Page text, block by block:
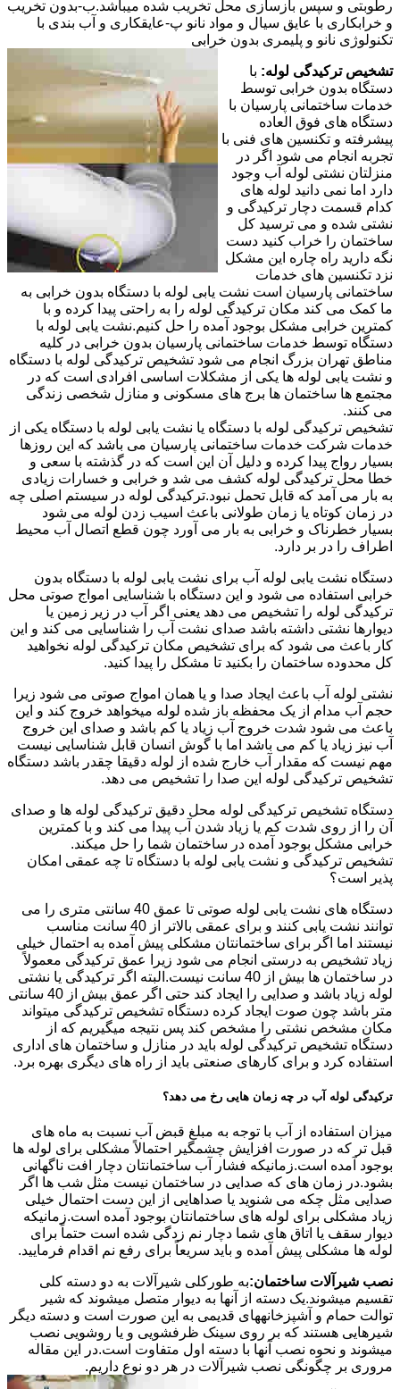
رطوبتی و سپس بازسازی محل تخریب شده میباشد.ب-بدون تخریب
و خرابکاری با عایق سیال و مواد نانو پ-عایقکاری و آب بندی با
تکنولوژی نانو و پلیمری بدون خرابی
تشخیص ترکیدگی لوله: با
دستگاه بدون خرابی توسط
خدمات ساختمانی پارسیان با
دستگاه های فوق العاده
پیشرفته و تکنسین های فنی با
تجربه انجام می شود اگر در
منزلتان نشتی لوله آب وجود
دارد اما نمی دانید لوله های
کدام قسمت دچار ترکیدگی و
نشتی شده و می ترسید کل
ساختمان را خراب کنید دست
نگه دارید راه چاره این مشکل
نزد تکنسین های خدمات
ساختمانی پارسیان است نشت یابی لوله با دستگاه بدون خرابی به
ما کمک می کند مکان ترکیدگی لوله را به راحتی پیدا کرده و با
کمترین خرابی مشکل بوجود آمده را حل کنیم.نشت یابی لوله با
دستگاه توسط خدمات ساختمانی پارسیان بدون خرابی در کلیه
مناطق تهران بزرگ انجام می شود تشخیص ترکیدگی لوله با دستگاه
و نشت یابی لوله ها یکی از مشکلات اساسی افرادی است که در
مجتمع ها ساختمان ها برج های مسکونی و منازل شخصی زندگی
می کنند.
تشخیص ترکیدگی لوله با دستگاه یا نشت یابی لوله با دستگاه یکی از
خدمات شرکت خدمات ساختمانی پارسیان می باشد که این روزها
بسیار رواج پیدا کرده و دلیل آن این است که در گذشته با سعی و
خطا محل ترکیدگی لوله کشف می شد و خرابی و خسارات زیادی
به بار می آمد که قابل تحمل نبود.ترکیدگی لوله در سیستم اصلی چه
در زمان کوتاه یا زمان طولانی باعث اسیب زدن لوله می شود
بسیار خطرناک و خرابی به بار می آورد چون قطع اتصال آب محیط
اطراف را در بر دارد.
دستگاه نشت یابی لوله آب برای نشت یابی لوله با دستگاه بدون
خرابی استفاده می شود و این دستگاه با شناسایی امواج صوتی محل
ترکیدگی لوله را تشخیص می دهد یعنی اگر آب در زیر زمین یا
دیوارها نشتی داشته باشد صدای نشت آب را شناسایی می کند و این
کار باعث می شود که برای تشخیص مکان ترکیدگی لوله نخواهید
کل محدوده ساختمان را بکنید تا مشکل را پیدا کنید.
نشتی لوله آب باعث ایجاد صدا و یا همان امواج صوتی می شود زیرا
حجم آب مدام از یک محفظه باز شده لوله میخواهد خروج کند و این
باعث می شود شدت خروج آب زیاد یا کم باشد و صدای این خروج
آب نیز زیاد یا کم می باشد اما با گوش انسان قابل شناسایی نیست
مهم نیست که مقدار آب خارج شده از لوله دقیقا چقدر باشد دستگاه
تشخیص ترکیدگی لوله این صدا را تشخیص می دهد.
دستگاه تشخیص ترکیدگی لوله محل دقیق ترکیدگی لوله ها و صدای
آن را از روی شدت کم یا زیاد شدن آب پیدا می کند و با کمترین
خرابی مشکل بوجود آمده در ساختمان شما را حل میکند.
تشخیص ترکیدگی و نشت یابی لوله با دستگاه تا چه عمقی امکان
پذیر است؟
دستگاه های نشت یابی لوله صوتی تا عمق 40 سانتی متری را می
توانند نشت یابی کنند و برای عمقی بالاتر از 40 سانت مناسب
نیستند اما اگر برای ساختمانتان مشکلی پیش آمده به احتمال خیلی
زیاد تشخیص به درستی انجام می شود زیرا عمق ترکیدگی معمولاً
در ساختمان ها بیش از 40 سانت نیست.البته اگر ترکیدگی یا نشتی
لوله زیاد باشد و صدایی را ایجاد کند حتی اگر عمق بیش از 40 سانتی
متر باشد چون صوت ایجاد کرده دستگاه تشخیص ترکیدگی میتواند
مکان مشخص نشتی را مشخص کند پس نتیجه میگیریم که از
دستگاه تشخیص ترکیدگی لوله باید در منازل و ساختمان های اداری
استفاده کرد و برای کارهای صنعتی باید از راه های دیگری بهره برد.
ترکیدگی لوله آب در چه زمان هایی رخ می دهد؟
میزان استفاده از آب با توجه به مبلغ قبض آب نسبت به ماه های
قبل تر که در صورت افزایش چشمگیر احتمالاً مشکلی برای لوله ها
بوجود آمده است.زمانیکه فشار آب ساختمانتان دچار افت ناگهانی
بشود.در زمان های که صدایی در ساختمان نیست مثل شب ها اگر
صدایی مثل چکه می شنوید یا صداهایی از این دست احتمال خیلی
زیاد مشکلی برای لوله های ساختمانتان بوجود آمده است.زمانیکه
دیوار سقف یا اتاق های شما دچار نم زدگی شده است حتماً برای
لوله ها مشکلی پیش آمده و باید سریعاً برای رفع نم اقدام فرمایید.
نصب شیرآلات ساختمان:به طورکلی شیرآلات به دو دسته کلی
تقسیم میشوند.یک دسته از آنها به دیوار متصل میشوند که شیر
توالت حمام و آشپزخانههای قدیمی به این صورت است و دسته دیگر
شیرهایی هستند که بر روی سینک ظرفشویی و یا روشویی نصب
میشوند و نحوه نصب آنها با دسته اول متفاوت است.در این مقاله
مروری بر چگونگی نصب شیرآلات در هر دو نوع داریم.